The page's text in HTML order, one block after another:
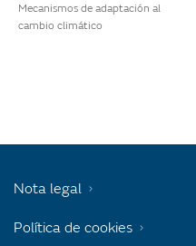
Mecanismos de adaptación al
cambio climático
Nota legal
Política de cookies